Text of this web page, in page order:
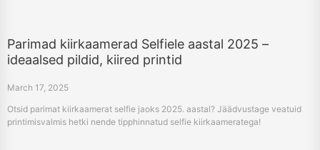
Parimad kiirkaamerad Selfiele aastal 2025 –
ideaalsed pildid, kiired printid
March 17, 2025
Otsid parimat kiirkaamerat selfie jaoks 2025. aastal? Jäädvustage veatuid
printimisvalmis hetki nende tipphinnatud selfie kiirkaameratega!